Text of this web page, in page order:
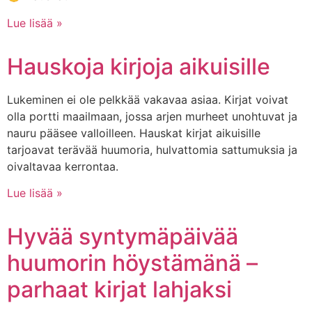
Lue lisää »
Hauskoja kirjoja aikuisille
Lukeminen ei ole pelkkää vakavaa asiaa. Kirjat voivat
olla portti maailmaan, jossa arjen murheet unohtuvat ja
nauru pääsee valloilleen. Hauskat kirjat aikuisille
tarjoavat terävää huumoria, hulvattomia sattumuksia ja
oivaltavaa kerrontaa.
Lue lisää »
Hyvää syntymäpäivää
huumorin höystämänä –
parhaat kirjat lahjaksi